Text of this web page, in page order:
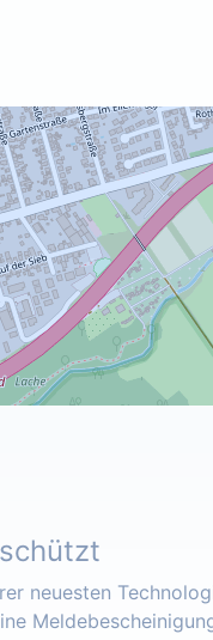
neuesten